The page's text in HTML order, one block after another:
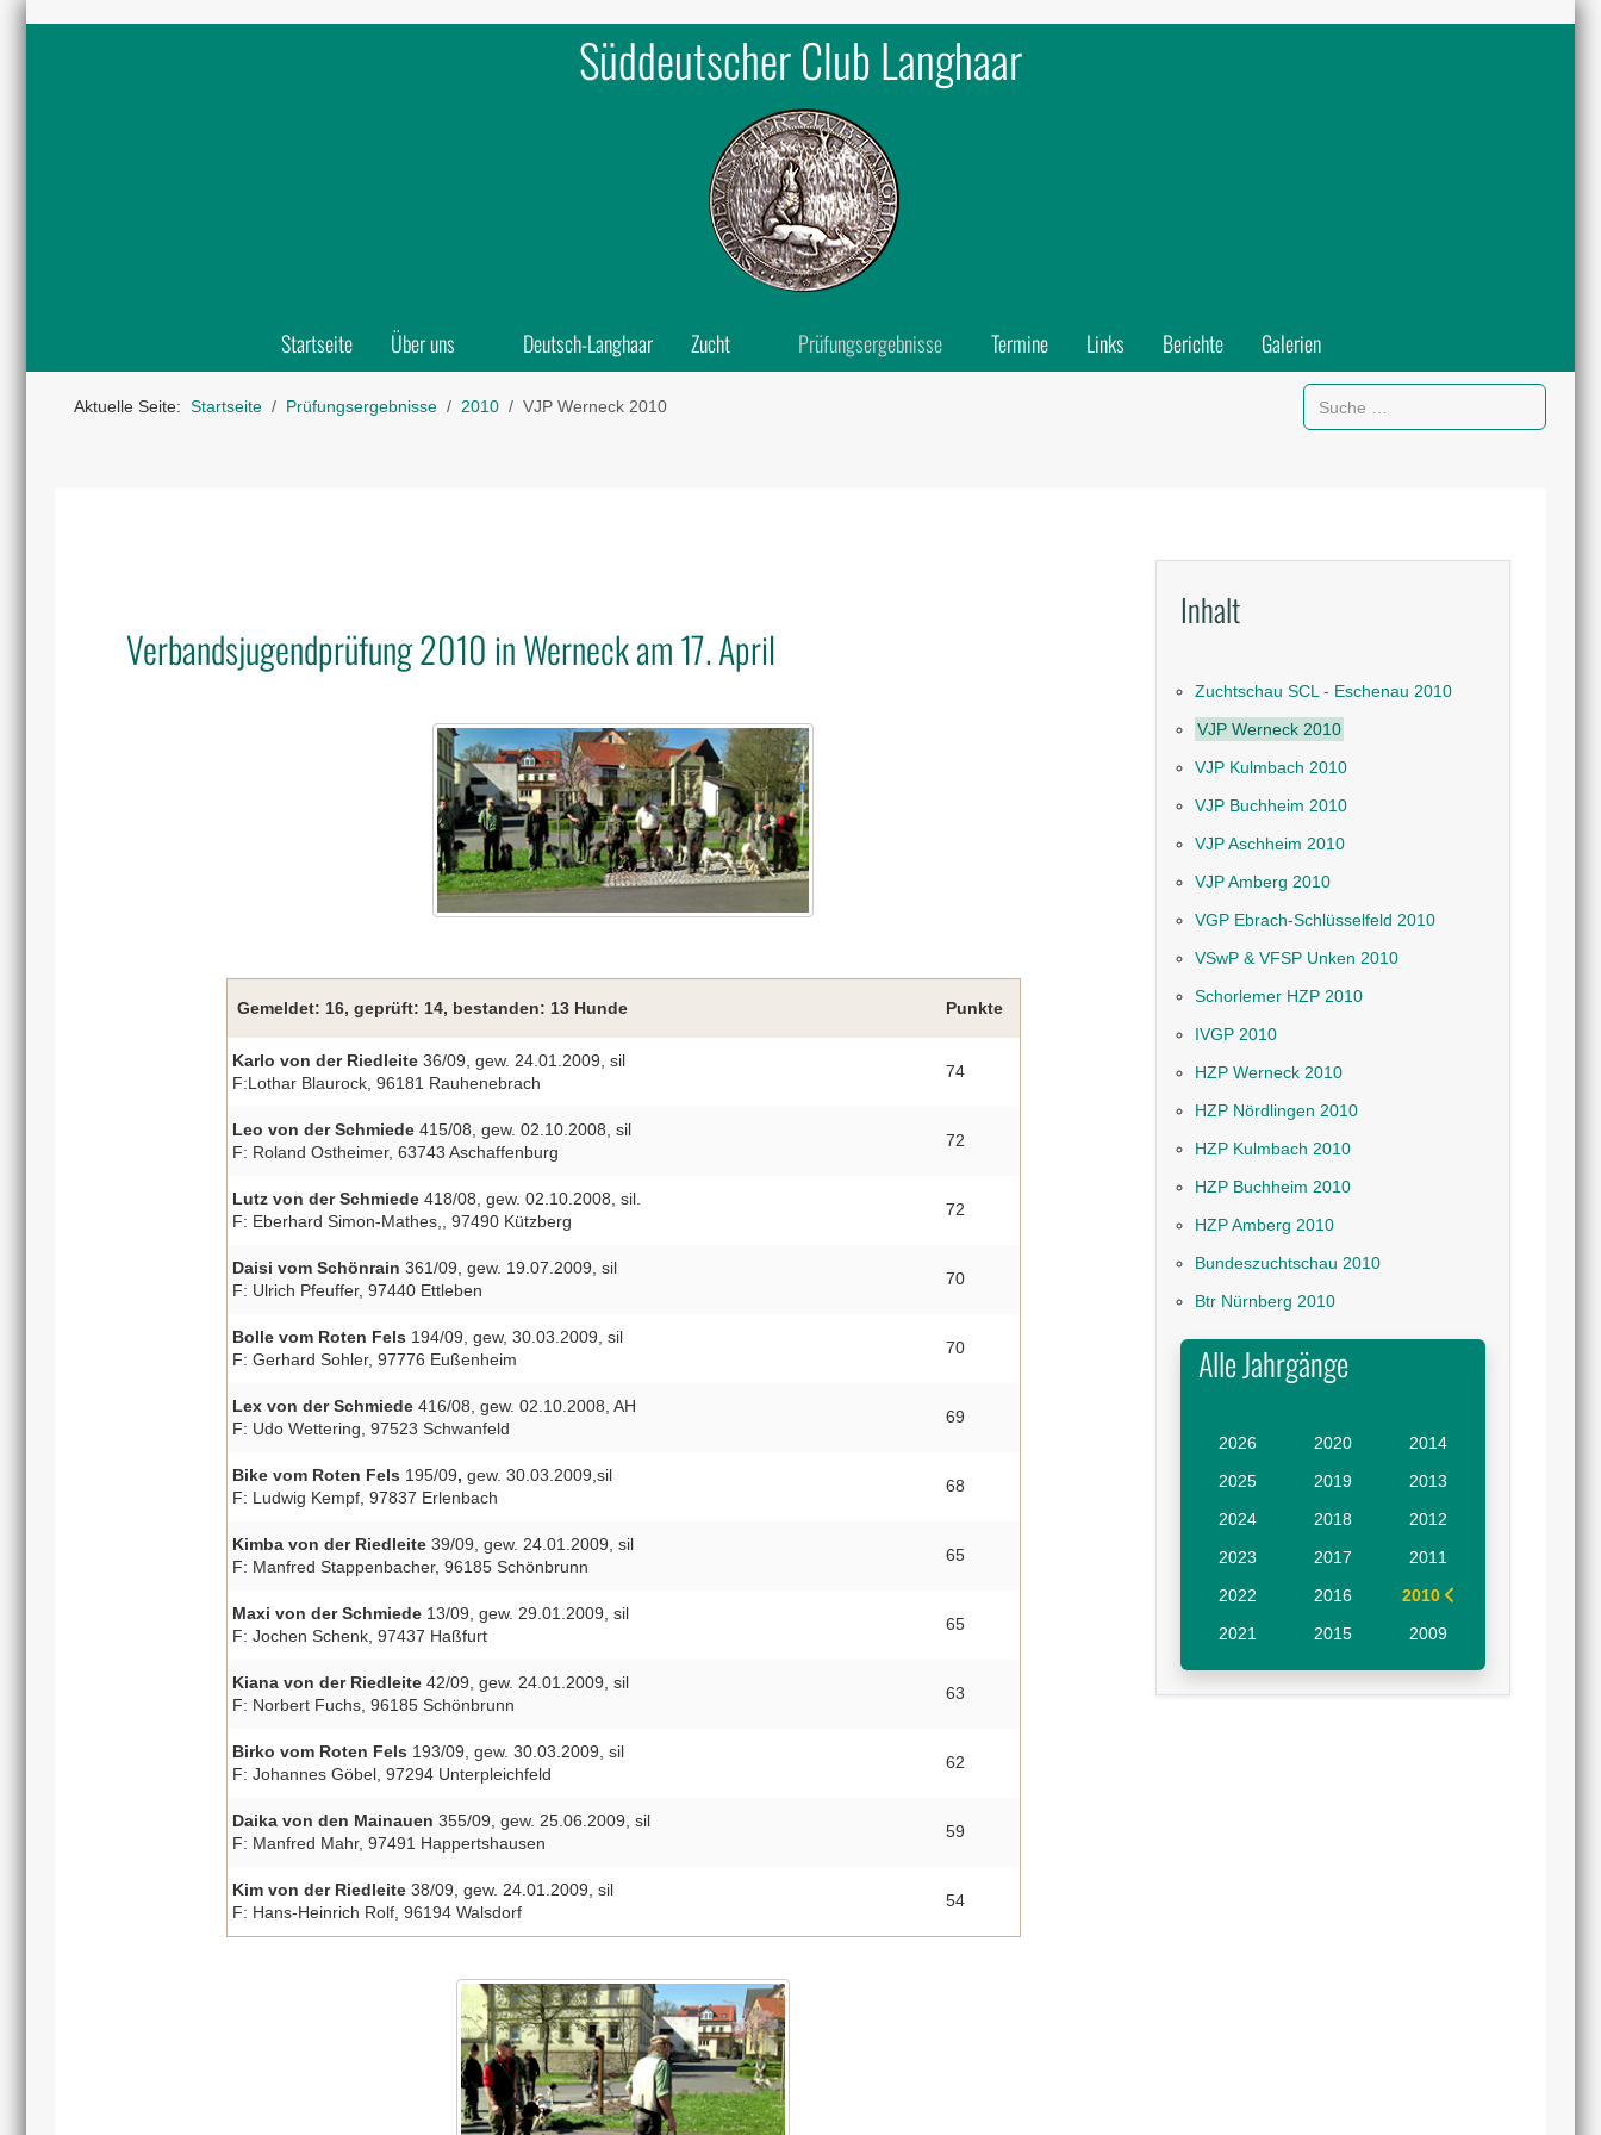
Süddeutscher Club Langhaar
Startseite Über uns Deutsch-Langhaar Zucht Prüfungsergebnisse Termine Links Berichte Galerien
Aktuelle Seite: Startseite Prüfungsergebnisse 2010 VJP Werneck 2010
Suchen
Verbandsjugendprüfung 2010 in Werneck am 17. April
Gemeldet: 16, geprüft: 14, bestanden: 13 Hunde Punkte
Karlo von der Riedleite 36/09, gew. 24.01.2009, sil
F:Lothar Blaurock, 96181 Rauhenebrach
74
Leo von der Schmiede 415/08, gew. 02.10.2008, sil
F: Roland Ostheimer, 63743 Aschaffenburg
72
Lutz von der Schmiede 418/08, gew. 02.10.2008, sil.
F: Eberhard Simon-Mathes,, 97490 Kützberg
72
Daisi vom Schönrain 361/09, gew. 19.07.2009, sil
F: Ulrich Pfeuffer, 97440 Ettleben
70
Bolle vom Roten Fels 194/09, gew, 30.03.2009, sil
F: Gerhard Sohler, 97776 Eußenheim
70
Lex von der Schmiede416/08, gew. 02.10.2008, AH
F: Udo Wettering, 97523 Schwanfeld
69
Bike vom Roten Fels 195/09, gew. 30.03.2009,sil
F: Ludwig Kempf, 97837 Erlenbach
68
Kimba von der Riedleite39/09, gew. 24.01.2009, sil
F: Manfred Stappenbacher, 96185 Schönbrunn
65
Maxi von der Schmiede 13/09, gew. 29.01.2009, sil
F: Jochen Schenk, 97437 Haßfurt
65
Kiana von der Riedleite 42/09, gew. 24.01.2009, sil
F: Norbert Fuchs, 96185 Schönbrunn
63
Birko vom Roten Fels 193/09, gew. 30.03.2009, sil
F: Johannes Göbel, 97294 Unterpleichfeld
62
Daika von den Mainauen 355/09, gew. 25.06.2009, sil
F: Manfred Mahr, 97491 Happertshausen
59
Kim von der Riedleite38/09, gew. 24.01.2009, sil
F: Hans-Heinrich Rolf, 96194 Walsdorf
54
Inhalt
Zuchtschau SCL - Eschenau 2010
VJP Werneck 2010
VJP Kulmbach 2010
VJP Buchheim 2010
VJP Aschheim 2010
VJP Amberg 2010
VGP Ebrach-Schlüsselfeld 2010
VSwP & VFSP Unken 2010
Schorlemer HZP 2010
IVGP 2010
HZP Werneck 2010
HZP Nördlingen 2010
HZP Kulmbach 2010
HZP Buchheim 2010
HZP Amberg 2010
Bundeszuchtschau 2010
Btr Nürnberg 2010
Alle Jahrgänge
2026
2025
2024
2023
2022
2021
2020
2019
2018
2017
2016
2015
2014
2013
2012
2011
2010
2009